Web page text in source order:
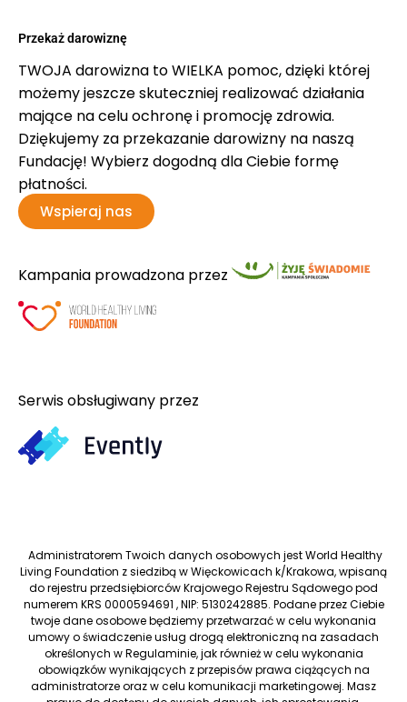
Przekaż darowiznę
TWOJA darowizna to WIELKA pomoc, dzięki której
możemy jeszcze skuteczniej realizować działania
mające na celu ochronę i promocję zdrowia.
Dziękujemy za przekazanie darowizny na naszą
Fundację! Wybierz dogodną dla Ciebie formę
płatności.
Wspieraj nas
Kampania prowadzona przez
Serwis obsługiwany przez
Administratorem Twoich danych osobowych jest World Healthy
Living Foundation z siedzibą w Więckowicach k/Krakowa, wpisaną
do rejestru przedsiębiorców Krajowego Rejestru Sądowego pod
numerem KRS 0000594691 , NIP: 5130242885. Podane przez Ciebie
twoje dane osobowe będziemy przetwarzać w celu wykonania
umowy o świadczenie usług drogą elektroniczną na zasadach
określonych w Regulaminie, jak również w celu wykonania
obowiązków wynikających z przepisów prawa ciążących na
administratorze oraz w celu komunikacji marketingowej. Masz